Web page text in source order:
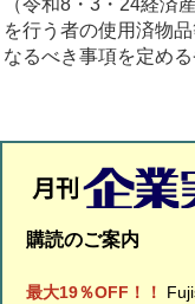
（令和8・3・24経済
を行う者の使用済物
なるべき事項を定め
購読のご案内
最大19％OFF！！